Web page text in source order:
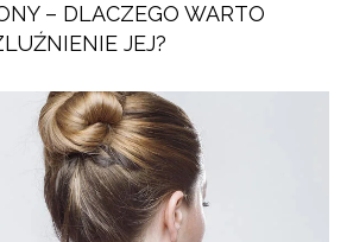
– DLACZEGO WARTO
JEJ?